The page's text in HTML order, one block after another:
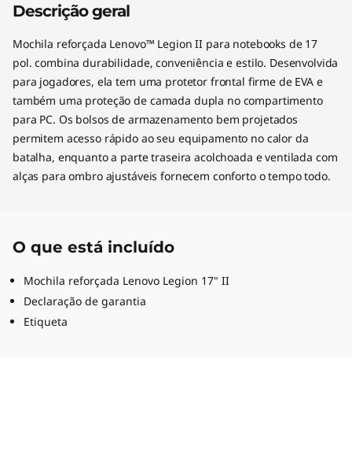
Descrição geral
Mochila reforçada Lenovo™ Legion II para notebooks de 17
pol. combina durabilidade, conveniência e estilo. Desenvolvida
para jogadores, ela tem uma protetor frontal firme de EVA e
também uma proteção de camada dupla no compartimento
para PC. Os bolsos de armazenamento bem projetados
permitem acesso rápido ao seu equipamento no calor da
batalha, enquanto a parte traseira acolchoada e ventilada com
alças para ombro ajustáveis fornecem conforto o tempo todo.
O que está incluído
Mochila reforçada Lenovo Legion 17" II
Declaração de garantia
Etiqueta